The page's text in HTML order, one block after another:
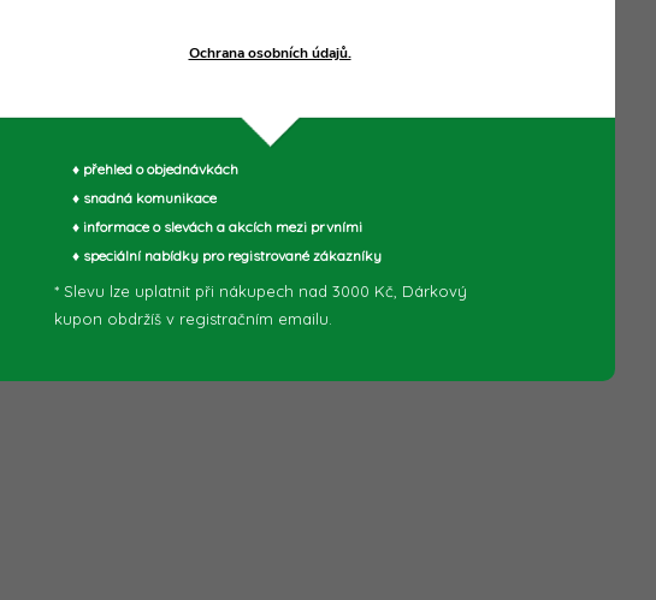
Ochrana osobních údajů.
♦ přehled o objednávkách
♦ snadná komunikace
♦ informace o slevách a akcích mezi prvními
♦ speciální nabídky pro registrované zákazníky
* Slevu lze uplatnit při nákupech nad 3000 Kč, Dárkový
kupon obdržíš v registračním emailu.